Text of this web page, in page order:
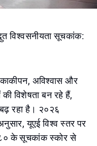
विश्वसनीयता सूचकांक:
अविश्वास और
विशेषता बन रहे हैं,
रहा है। २०२६
यूएई विश्व स्तर पर
के सूचकांक स्कोर से